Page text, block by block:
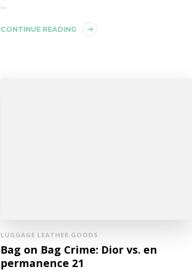
…
CONTINUE READING
LUGGAGE LEATHER GOODS
Bag on Bag Crime: Dior vs. en
permanence 21